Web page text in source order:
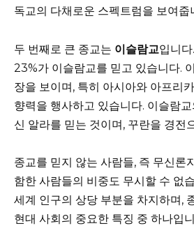
독교의 다채로운 스펙트럼을 보여줍
두 번째로 큰 종교는 이슬람교입니
23%가 이슬람교를 믿고 있습니다.
장을 보이며, 특히 아시아와 아프리
향력을 행사하고 있습니다. 이슬람
신 알라를 믿는 것이며, 꾸란을 경전
종교를 믿지 않는 사람들, 즉 무신론
함한 사람들의 비중도 무시할 수 없
세계 인구의 상당 부분을 차지하며,
현대 사회의 중요한 특징 중 하나입